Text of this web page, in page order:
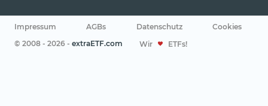
Impressum AGBs Datenschutz
Cookies
© 2008 - 2026 - extraETF.com Wir ETFs!